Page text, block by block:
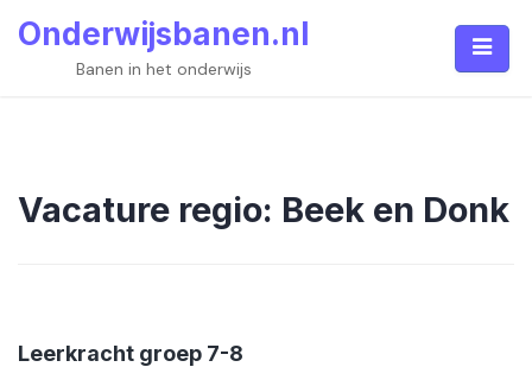
Onderwijsbanen.nl
Banen in het onderwijs
Vacature regio: Beek en Donk
Leerkracht groep 7-8